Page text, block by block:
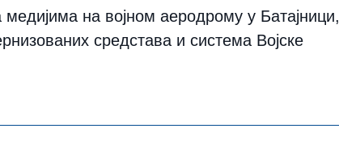
на војном аеродрому у Батајници,
средстава и система Војске